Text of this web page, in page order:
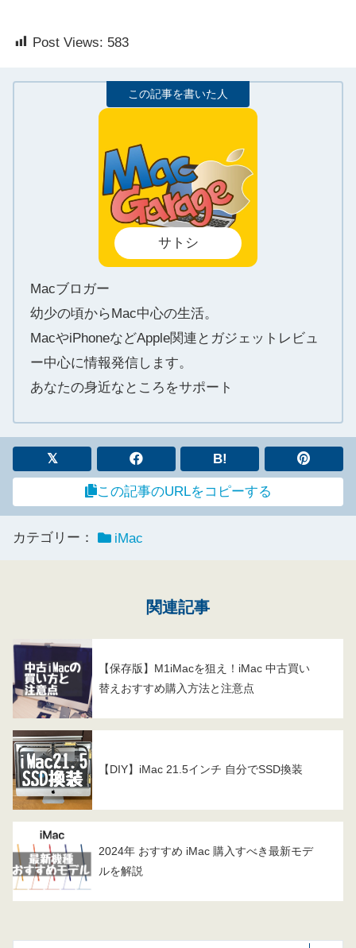
Post Views: 583
サトシ
Macブロガー
幼少の頃からMac中心の生活。
MacやiPhoneなどApple関連とガジェットレビュ
ー中心に情報発信します。
あなたの身近なところをサポート
B!
この記事のURLをコピーする
カテゴリー： iMac
関連記事
【保存版】M1iMacを狙え！iMac 中古買い
替えおすすめ購入方法と注意点
【DIY】iMac 21.5インチ 自分でSSD換装
2024年 おすすめ iMac 購入すべき最新モデ
ルを解説